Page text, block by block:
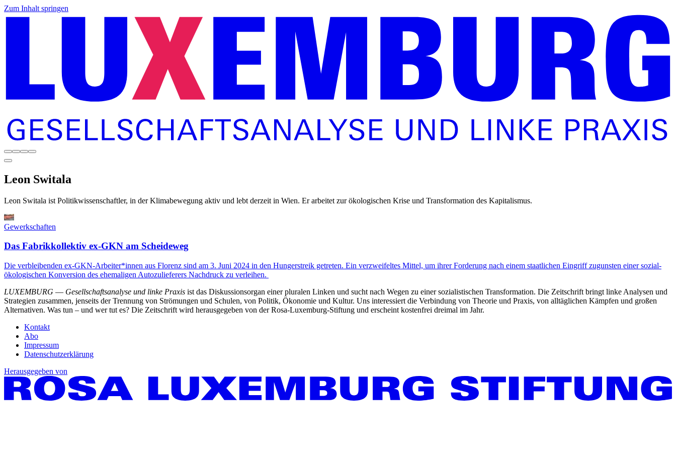
Zum Inhalt springen
Leon Switala
Leon Switala ist Politikwissenschaftler, in der Klimabewegung aktiv und lebt derzeit in Wien. Er arbeitet zur ökologischen Krise und Transformation des Kapitalismus.
Gewerkschaften
Das Fabrikkollektiv ex-GKN am Scheideweg
Die verbleibenden ex-GKN-Arbeiter*innen aus Florenz sind am 3. Juni 2024 in den Hungerstreik getreten. Ein verzweifeltes Mittel, um ihrer Forderung nach einem staatlichen Eingriff zugunsten einer sozial-
ökologischen Konversion des ehemaligen Autozulieferers Nachdruck zu verleihen.
LUXEMBURG — Gesellschaftsanalyse und linke Praxis ist das Diskussionsorgan einer pluralen Linken und sucht nach Wegen zu einer sozialistischen Transformation. Die Zeitschrift bringt linke Analysen und
Strategien zusammen, jenseits der Trennung von Strömungen und Schulen, von Politik, Ökonomie und Kultur. Uns interessiert die Verbindung von Theorie und Praxis, von alltäglichen Kämpfen und großen
Alternativen. Was tun – und wer tut es? Die Zeitschrift wird herausgegeben von der Rosa-Luxemburg-Stiftung und erscheint kostenfrei dreimal im Jahr.
Kontakt
Abo
Impressum
Datenschutzerklärung
Herausgegeben von